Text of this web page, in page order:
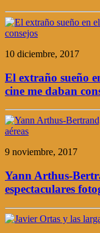
10 diciembre, 2017
El extraño sueño
cine me daban
9 noviembre, 2017
Yann Arthus-
espectaculares